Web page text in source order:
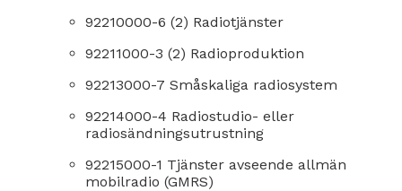
92210000-6 (2) Radiotjänster
92211000-3 (2) Radioproduktion
92213000-7 Småskaliga radiosystem
92214000-4 Radiostudio- eller
radiosändningsutrustning
92215000-1 Tjänster avseende allmän
mobilradio (GMRS)